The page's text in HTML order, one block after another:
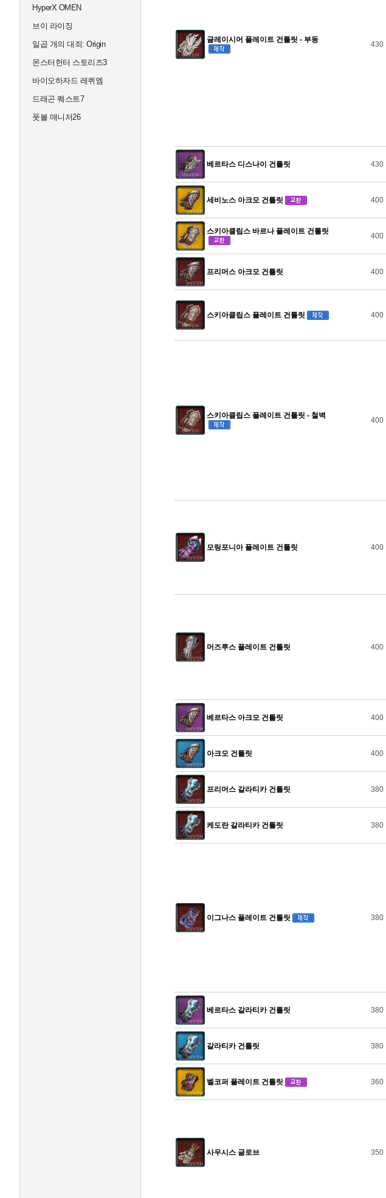
HyperX OMEN
브이 라이징
일곱 개의 대죄: Origin
몬스터헌터 스토리즈3
바이오하자드 레퀴엠
드래곤 퀘스트7
풋볼 매니저26
글레이시어 플레이트 건틀릿 - 부동
430
베르타스 디스나이 건틀릿 430
세비노스 아크모 건틀릿 400
스키아클립스 바르나 플레이트 건틀릿
400
프리머스 아크모 건틀릿 400
스키아클립스 플레이트 건틀릿 400
스키아클립스 플레이트 건틀릿 - 철벽
400
모링포니아 플레이트 건틀릿 400
머즈루스 플레이트 건틀릿 400
베르타스 아크모 건틀릿 400
아크모 건틀릿 400
프리머스 갈라티카 건틀릿 380
케도란 갈라티카 건틀릿 380
이그나스 플레이트 건틀릿 380
베르타스 갈라티카 건틀릿 380
갈라티카 건틀릿 380
벨코퍼 플레이트 건틀릿 360
사우시스 글로브 350